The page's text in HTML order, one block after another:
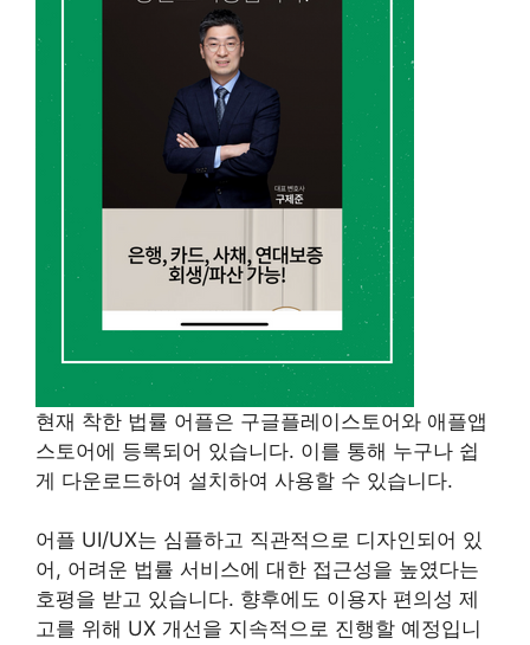
현재 착한 법률 어플은 구글플레이스토어와 애플앱
스토어에 등록되어 있습니다. 이를 통해 누구나 쉽
게 다운로드하여 설치하여 사용할 수 있습니다.
어플 UI/UX는 심플하고 직관적으로 디자인되어 있
어, 어려운 법률 서비스에 대한 접근성을 높였다는
호평을 받고 있습니다. 향후에도 이용자 편의성 제
고를 위해 UX 개선을 지속적으로 진행할 예정입니